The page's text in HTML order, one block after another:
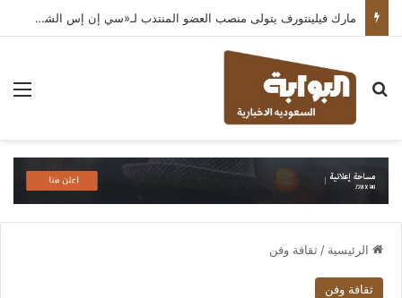
مارك فيلينتورف يتولى منصب العضو المنتدب لـ«سي إن إس الشرق الأوسط» ويشرف على شركات قطاع التكنولوجيا ضمن مجموعة غباش
بحث عن
الرئيسية / ثقافة وفن
ثقافة وفن